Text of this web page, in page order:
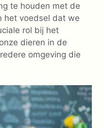
te houden met de
het voedsel dat we
rol bij het
dieren in de
omgeving die